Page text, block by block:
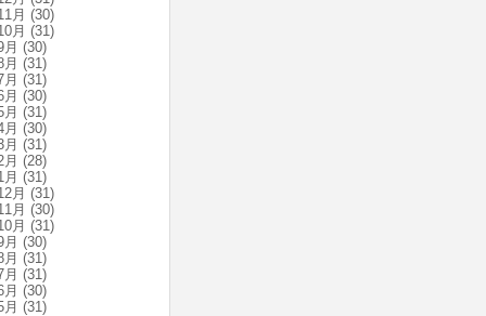
月 (30)
月 (31)
(30)
(31)
(31)
(30)
(31)
(30)
(31)
(28)
(31)
月 (31)
月 (30)
月 (31)
(30)
(31)
(31)
(30)
(31)